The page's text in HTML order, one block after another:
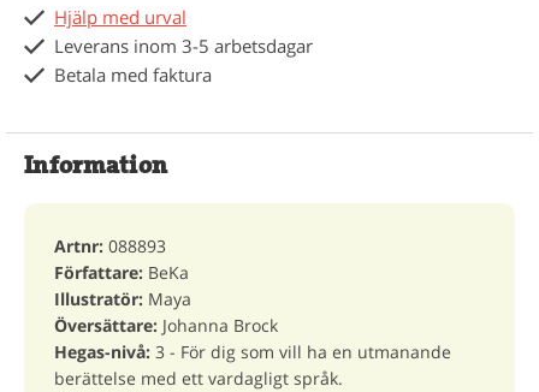
Hjälp med urval
Leverans inom 3-5 arbetsdagar
Betala med faktura
Information
Artnr: 088893
Författare: BeKa
Illustratör: Maya
Översättare: Johanna Brock
Hegas-nivå: 3 - För dig som vill ha en utmanande
berättelse med ett vardagligt språk.